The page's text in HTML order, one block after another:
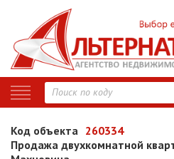
Код объекта 260334
Продажа двухкомнатной